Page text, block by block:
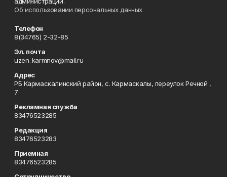
Об использовании персональных данных
Телефон
8(34765) 2-32-85
Эл. почта
uzen_karmnov@mail.ru
Адрес
РБ Кармаскалинский район, с. Кармаскалы, переулок Речной ,
7
Рекламная служба
83476523285
Редакция
83476523283
Приемная
83476523285